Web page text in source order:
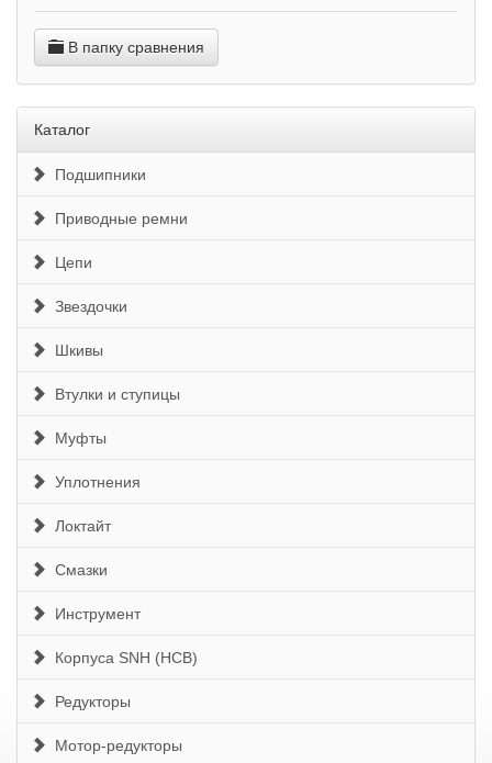
В папку сравнения
Каталог
Подшипники
Приводные ремни
Цепи
Звездочки
Шкивы
Втулки и ступицы
Муфты
Уплотнения
Локтайт
Смазки
Инструмент
Корпуса SNH (HCB)
Редукторы
Мотор-редукторы